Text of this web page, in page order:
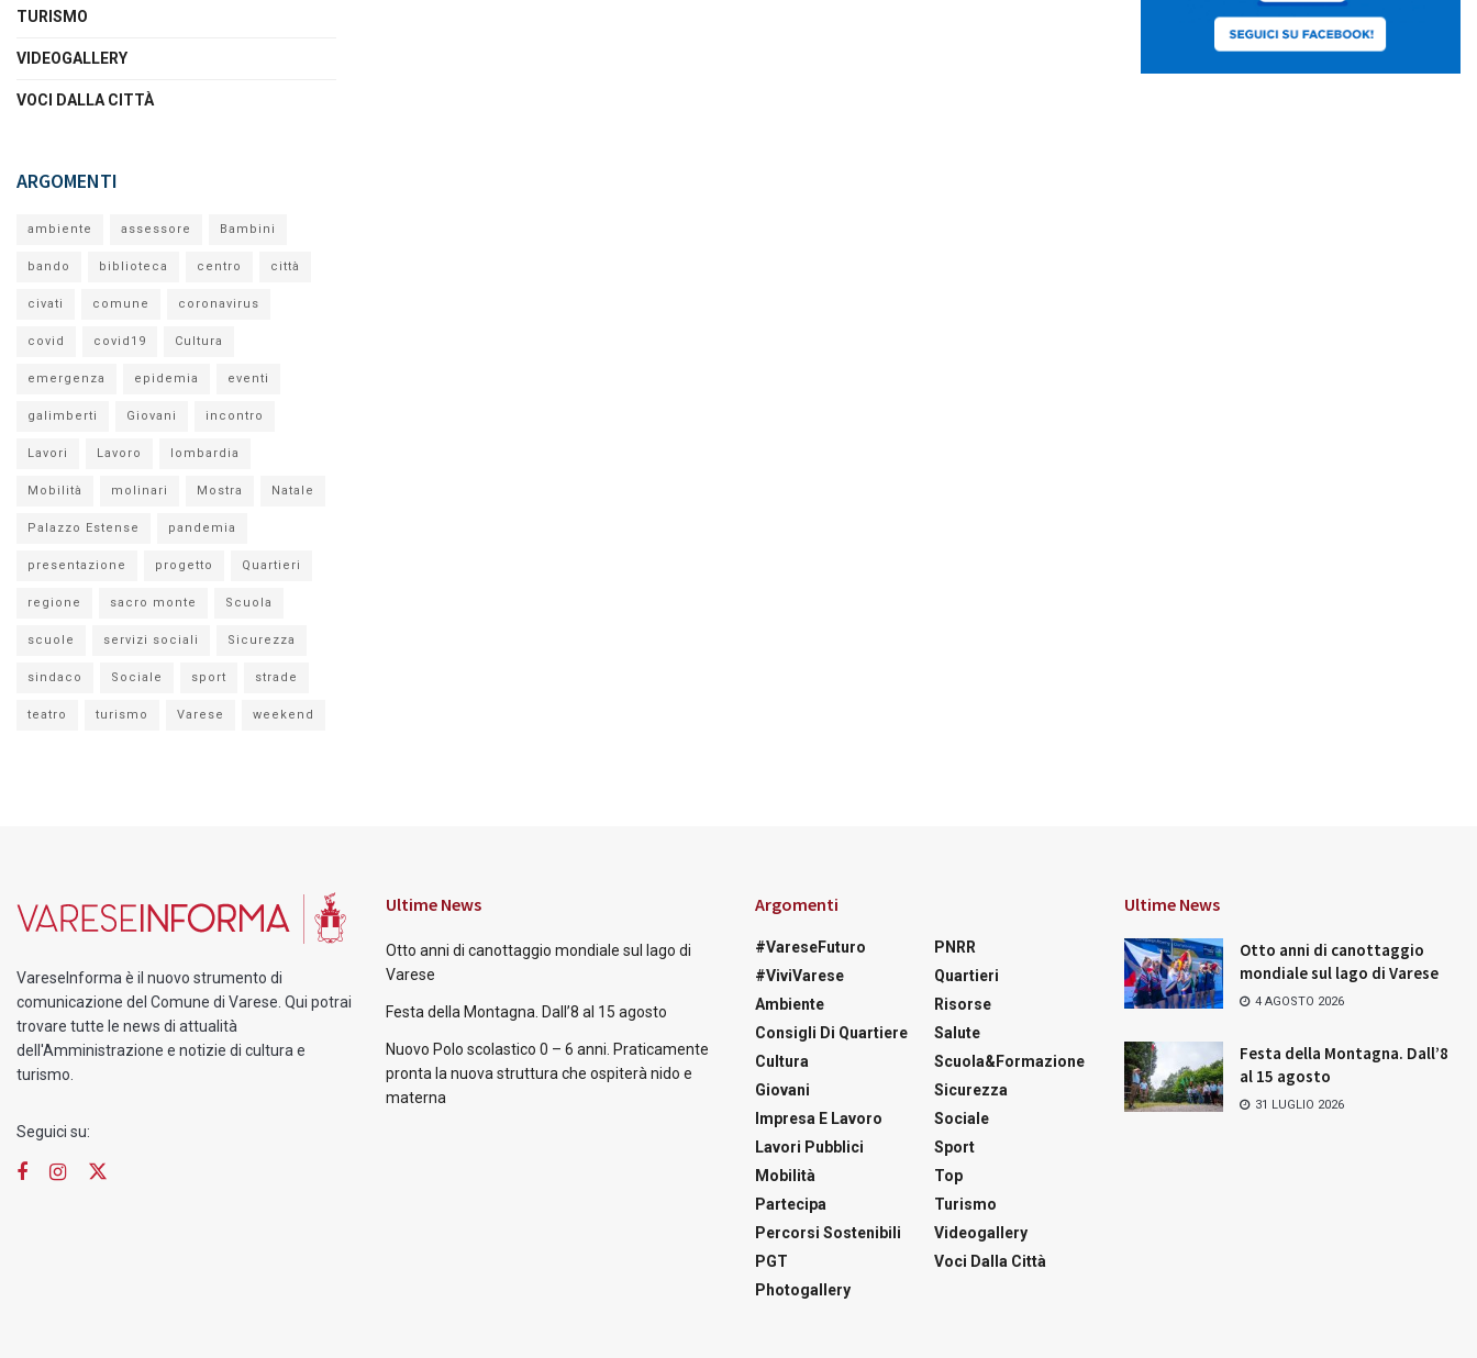
TURISMO
VIDEOGALLERY
VOCI DALLA CITTÀ
ARGOMENTI
ambiente assessore Bambini
bando biblioteca centro città
civati comune coronavirus
covid covid19 Cultura
emergenza epidemia eventi
galimberti Giovani incontro
Lavori Lavoro lombardia
Mobilità molinari Mostra Natale
Palazzo Estense pandemia
presentazione progetto Quartieri
regione sacro monte Scuola
scuole servizi sociali Sicurezza
sindaco Sociale sport strade
teatro turismo Varese weekend
VareseInforma è il nuovo strumento di
comunicazione del Comune di Varese. Qui potrai
trovare tutte le news di attualità
dell'Amministrazione e notizie di cultura e
turismo.
Seguici su:
Ultime News
Otto anni di canottaggio mondiale sul lago di
Varese
Festa della Montagna. Dall’8 al 15 agosto
Nuovo Polo scolastico 0 – 6 anni. Praticamente
pronta la nuova struttura che ospiterà nido e
materna
Argomenti
#VareseFuturo
#ViviVarese
Ambiente
Consigli Di Quartiere
Cultura
Giovani
Impresa E Lavoro
Lavori Pubblici
Mobilità
Partecipa
Percorsi Sostenibili
PGT
Photogallery
PNRR
Quartieri
Risorse
Salute
Scuola&Formazione
Sicurezza
Sociale
Sport
Top
Turismo
Videogallery
Voci Dalla Città
Ultime News
Otto anni di canottaggio
mondiale sul lago di Varese
4 AGOSTO 2026
Festa della Montagna. Dall’8
al 15 agosto
31 LUGLIO 2026